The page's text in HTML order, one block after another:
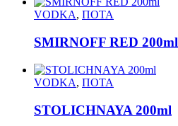
VODKA, ΠΟΤΑ
SMIRNOFF RED 200ml
VODKA, ΠΟΤΑ
STOLICHNAYA 200ml